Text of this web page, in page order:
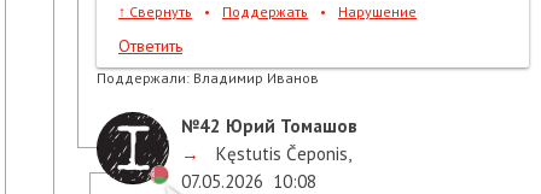
↑ Свернуть • Поддержать • Нарушение
Ответить
Поддержали: Владимир Иванов
№42 Юрий Томашов
→
Kęstutis Čeponis,
07.05.2026 10:08